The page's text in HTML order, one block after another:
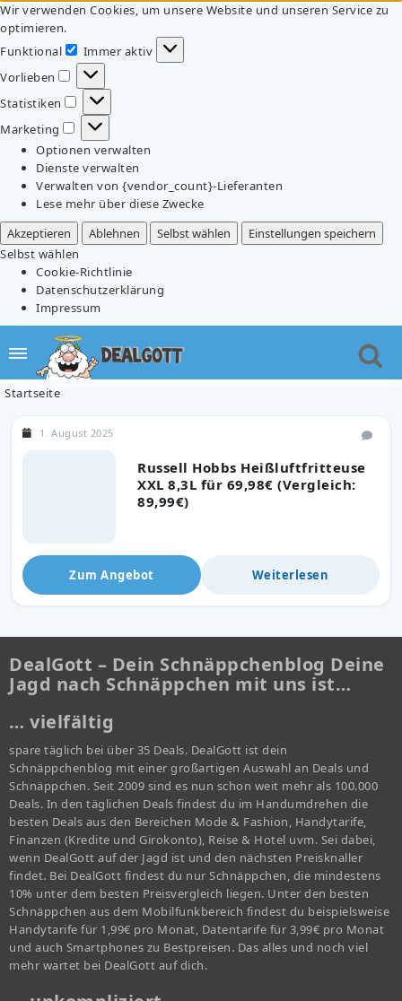
Wir verwenden Cookies, um unsere Website und unseren Service zu
optimieren.
Funktional
Funktional
Immer aktiv
Vorlieben
Vorlieben
Statistiken
Statistiken
Marketing
Marketing
Optionen verwalten
Dienste verwalten
Verwalten von {vendor_count}-Lieferanten
Lese mehr über diese Zwecke
Akzeptieren
Ablehnen Selbst wählen
Einstellungen speichern
Selbst wählen
Cookie-Richtlinie
Datenschutzerklärung
Impressum
Startseite
Russell Hobbs Heißluftfritteuse
XXL 8,3L für 69,98€ (Vergleich:
89,99€)
1. August 2025
Zum Angebot Weiterlesen
DealGott – Dein Schnäppchenblog Deine
Jagd nach Schnäppchen mit uns ist…
… vielfältig
spare täglich bei über 35 Deals. DealGott ist dein
Schnäppchenblog mit einer großartigen Auswahl an Deals und
Schnäppchen. Seit 2009 sind es nun schon weit mehr als 100.000
Deals. In den täglichen Deals findest du im Handumdrehen die
besten Deals aus den Bereichen Mode & Fashion, Handytarife,
Finanzen (Kredite und Girokonto), Reise & Hotel uvm. Sei dabei,
wenn DealGott auf der Jagd ist und den nächsten Preisknaller
findet. Bei DealGott findest du nur Schnäppchen, die mindestens
10% unter dem besten Preisvergleich liegen. Unter den besten
Schnäppchen aus dem Mobilfunkbereich findest du beispielsweise
Handytarife für 1,99€ pro Monat, Datentarife für 3,99€ pro Monat
und auch Smartphones zu Bestpreisen. Das alles und noch viel
mehr wartet bei DealGott auf dich.